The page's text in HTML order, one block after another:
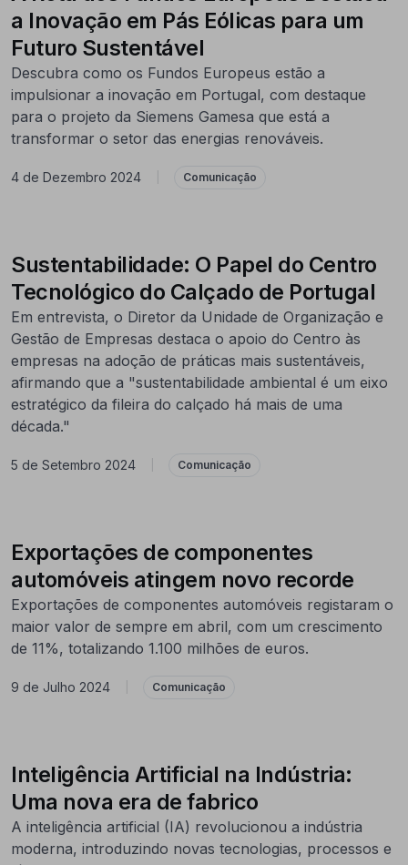
a Inovação em Pás Eólicas para um
Futuro Sustentável
Descubra como os Fundos Europeus estão a
impulsionar a inovação em Portugal, com destaque
para o projeto da Siemens Gamesa que está a
transformar o setor das energias renováveis.
4 de Dezembro 2024 Comunicação
Sustentabilidade: O Papel do Centro
Tecnológico do Calçado de Portugal
Em entrevista, o Diretor da Unidade de Organização e
Gestão de Empresas destaca o apoio do Centro às
empresas na adoção de práticas mais sustentáveis,
afirmando que a "sustentabilidade ambiental é um eixo
estratégico da fileira do calçado há mais de uma
década."
5 de Setembro 2024 Comunicação
Exportações de componentes
automóveis atingem novo recorde
Exportações de componentes automóveis registaram o
maior valor de sempre em abril, com um crescimento
de 11%, totalizando 1.100 milhões de euros.
9 de Julho 2024 Comunicação
Inteligência Artificial na Indústria:
Uma nova era de fabrico
A inteligência artificial (IA) revolucionou a indústria
moderna, introduzindo novas tecnologias, processos e